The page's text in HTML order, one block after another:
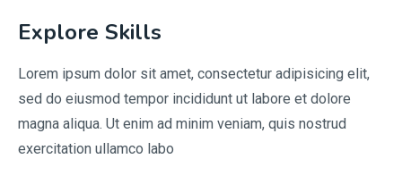
Explore Skills
Lorem ipsum dolor sit amet, consectetur adipisicing elit,
sed do eiusmod tempor incididunt ut labore et dolore
magna aliqua. Ut enim ad minim veniam, quis nostrud
exercitation ullamco labo